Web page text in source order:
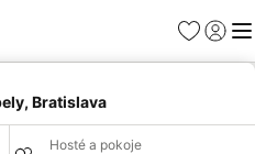
Oblíbené
Bratislava
Hosté a pokoje